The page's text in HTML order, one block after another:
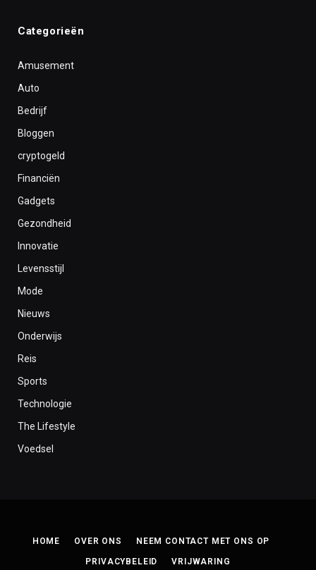
Categorieën
Amusement
Auto
Bedrijf
Bloggen
cryptogeld
Financiën
Gadgets
Gezondheid
Innovatie
Levensstijl
Mode
Nieuws
Onderwijs
Reis
Sports
Technologie
The Lifestyle
Voedsel
HOME OVER ONS NEEM CONTACT MET ONS OP
PRIVACYBELEID VRIJWARING